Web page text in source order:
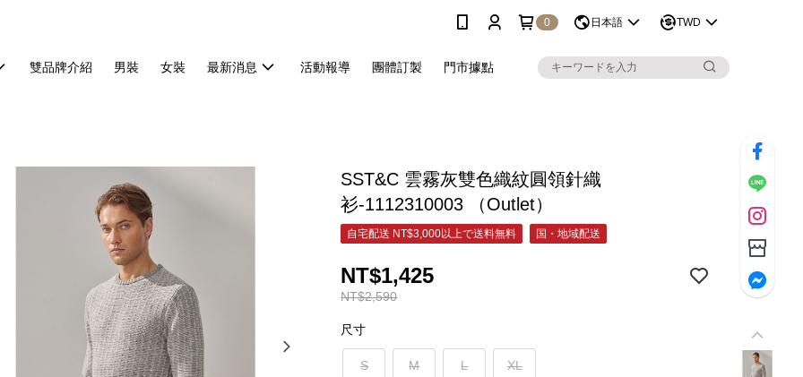
0 日本語 TWD
雙品牌介紹 男裝 女裝 最新消息 活動報導 團體訂製 門市據點
SST&C 雲霧灰雙色織紋圓領針織
衫-1112310003 （Outlet）
自宅配送 NT$3,000以上で送料無料 国・地域配送
NT$2,590
NT$1,425
尺寸
S M L XL